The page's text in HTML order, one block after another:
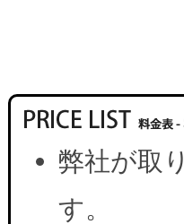
弊社が取
す。